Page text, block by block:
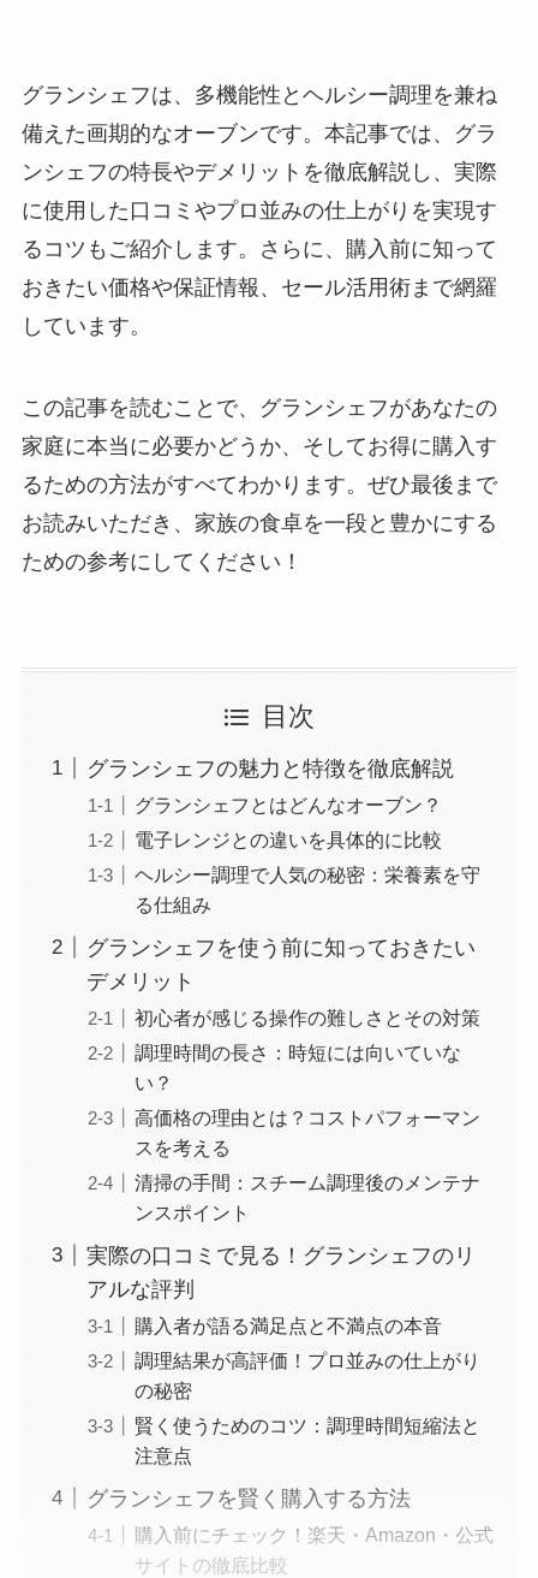
グランシェフは、多機能性とヘルシー調理を兼ね
備えた画期的なオーブンです。本記事では、グラ
ンシェフの特長やデメリットを徹底解説し、実際
に使用した口コミやプロ並みの仕上がりを実現す
るコツもご紹介します。さらに、購入前に知って
おきたい価格や保証情報、セール活用術まで網羅
しています。
この記事を読むことで、グランシェフがあなたの
家庭に本当に必要かどうか、そしてお得に購入す
るための方法がすべてわかります。ぜひ最後まで
お読みいただき、家族の食卓を一段と豊かにする
ための参考にしてください！
目次
グランシェフの魅力と特徴を徹底解説
グランシェフとはどんなオーブン？
電子レンジとの違いを具体的に比較
ヘルシー調理で人気の秘密：栄養素を守
る仕組み
グランシェフを使う前に知っておきたい
デメリット
初心者が感じる操作の難しさとその対策
調理時間の長さ：時短には向いていな
い？
高価格の理由とは？コストパフォーマン
スを考える
清掃の手間：スチーム調理後のメンテナ
ンスポイント
実際の口コミで見る！グランシェフのリ
アルな評判
購入者が語る満足点と不満点の本音
調理結果が高評価！プロ並みの仕上がり
の秘密
賢く使うためのコツ：調理時間短縮法と
注意点
グランシェフを賢く購入する方法
購入前にチェック！楽天・Amazon・公式
サイトの徹底比較